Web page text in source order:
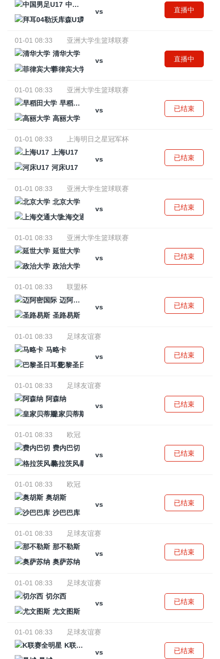
中国男足U17
vs
拜耳04勒沃库森U17
直播中
01-01 08:33
亚洲大学生篮球联赛
清华大学
vs
菲律宾大学
直播中
01-01 08:33
亚洲大学生篮球联赛
早稻田大学
vs
高丽大学
已结束
01-01 08:33
上海明日之星冠军杯
上海U17
vs
河床U17
已结束
01-01 08:33
亚洲大学生篮球联赛
北京大学
vs
上海交通大学
已结束
01-01 08:33
亚洲大学生篮球联赛
延世大学
vs
政治大学
已结束
01-01 08:33
联盟杯
迈阿密国际
vs
圣路易斯
已结束
01-01 08:33
足球友谊赛
马略卡
vs
巴黎圣日耳曼
已结束
01-01 08:33
足球友谊赛
阿森纳
vs
皇家贝蒂斯
已结束
01-01 08:33
欧冠
费内巴切
vs
格拉茨风暴
已结束
01-01 08:33
欧冠
奥胡斯
vs
沙巴巴库
已结束
01-01 08:33
足球友谊赛
那不勒斯
vs
奥萨苏纳
已结束
01-01 08:33
足球友谊赛
切尔西
vs
尤文图斯
已结束
01-01 08:33
足球友谊赛
K联赛全明星
vs
已结束